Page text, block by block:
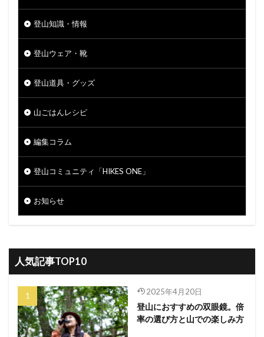
登山知識・情報
登山ウェア・靴
登山道具・グッズ
山ごはんレシピ
編集コラム
登山コミュニティ「HIKES ONE」
お知らせ
人気記事TOP10
2025年4月20日
登山におすすめの双眼鏡。倍
率の選び方と山での楽しみ方